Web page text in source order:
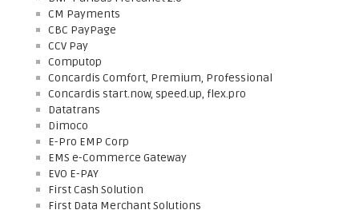
CM Payments
CBC PayPage
CCV Pay
Computop
Concardis Comfort, Premium, Professional
Concardis start.now, speed.up, flex.pro
Datatrans
Dimoco
E-Pro EMP Corp
EMS e-Commerce Gateway
EVO E-PAY
First Cash Solution
First Data Merchant Solutions